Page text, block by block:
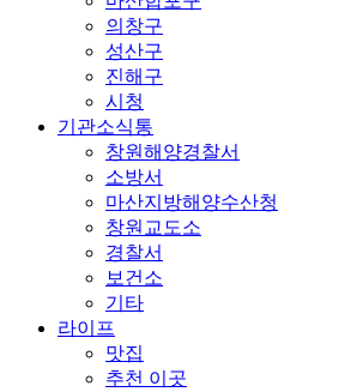
의창구
성산구
진해구
시청
기관소식통
창원해양경찰서
소방서
마산지방해양수산청
창원교도소
경찰서
보건소
기타
라이프
맛집
추천 이곳